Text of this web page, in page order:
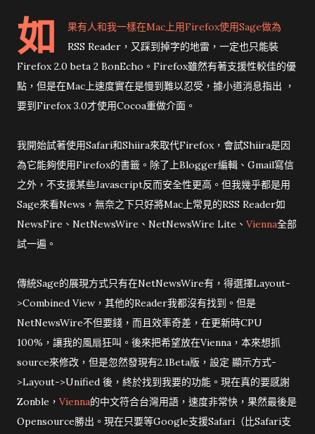
如
果有人和我一樣在Mac上用Firefox使用Sage做為
RSS Reader，又踩到掉字的地雷，一定也只能裝
Firefox 2.0 beta 2 BonEcho。Firefox雖然有著支援性較佳的優
點，但是在Mac上速度實在是慢到難以忍受，據小道消息指出 ，
要到Firefox 3.0才使用Cocoa重做介面。
我開始試著使用Safari和Shiira來取代Firefox，會試Shiira是因
為它能夠使用Firefox的書籤。除了上Blogger編輯、Gmail寫信
之外，不支援某些Javascript反而安全性更高。但我幾乎都是用
Sage來看News，無奈之下只好將Mac上常見的RSS Reader如
NewsFire、NetNewsWire、NetNewsWire Lite、 Vienna全部
試一遍。
傳統Sage的展現方式只有在NetNewsWire有，得選擇Layout-
>Combined View，其他的Reader我都沒有找到。但是
NetNewsWire不但要錢，而且效率奇差，在更新時CPU
100%，讓我的風扇狂叫。後來把希望放在Vienna，本來想抓
source來修改，但是忽然發現有2.1Beta版，設定 顯示方式-
>Layout->Unified 後，終於找到我要的功能。現在真的要感謝
Zonble， Vienna的中文符合台灣用語，速度非常快，果然最後是
Opensource勝出。現在只要等Google支援Safari（比Safari支